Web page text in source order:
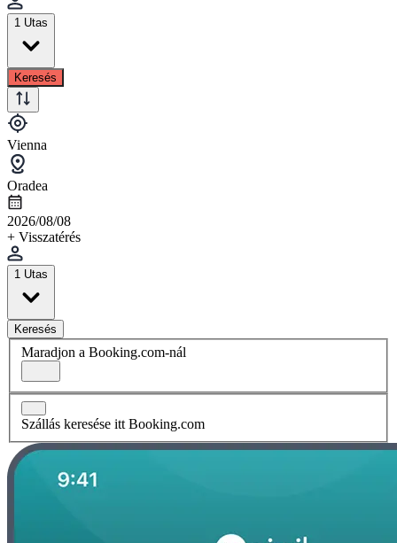
1 Utas
Keresés
Vienna
Oradea
2026/08/08
+ Visszatérés
1 Utas
Keresés
Maradjon a Booking.com-nál
Szállás keresése itt Booking.com